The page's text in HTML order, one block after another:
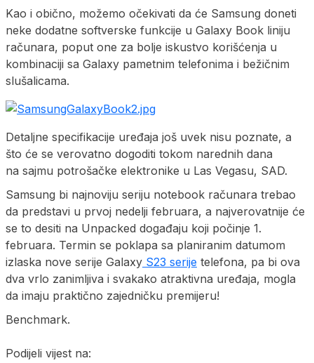
Kao i obično, možemo očekivati da će Samsung doneti
neke dodatne softverske funkcije u Galaxy Book liniju
računara, poput one za bolje iskustvo korišćenja u
kombinaciji sa Galaxy pametnim telefonima i bežičnim
slušalicama.
Detaljne specifikacije uređaja još uvek nisu poznate, a
što će se verovatno dogoditi tokom narednih dana
na sajmu potrošačke elektronike u Las Vegasu, SAD.
Samsung bi najnoviju seriju notebook računara trebao
da predstavi u prvoj nedelji februara, a najverovatnije će
se to desiti na Unpacked događaju koji počinje 1.
februara. Termin se poklapa sa planiranim datumom
izlaska nove serije Galaxy S23 serije telefona, pa bi ova
dva vrlo zanimljiva i svakako atraktivna uređaja, mogla
da imaju praktično zajedničku premijeru!
Benchmark.
Podijeli vijest na: